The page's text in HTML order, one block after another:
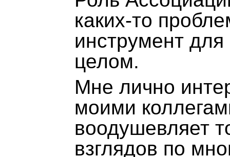
каких-то
инструмент
целом.
Мне лично
моими
воодушевляет
взглядов по